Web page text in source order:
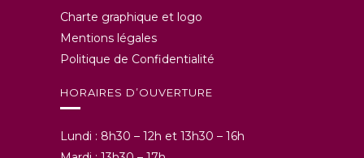
Charte graphique et logo
Mentions légales
Politique de Confidentialité
HORAIRES D’OUVERTURE
Lundi : 8h30 – 12h et 13h30 – 16h